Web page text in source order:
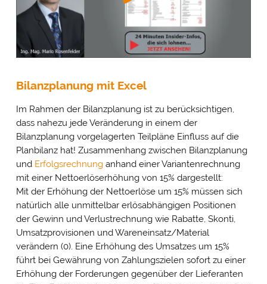
Bilanzplanung mit Excel
Im Rahmen der Bilanzplanung ist zu berücksichtigen,
dass nahezu jede Veränderung in einem der
Bilanzplanung vorgelagerten Teilpläne Einfluss auf die
Planbilanz hat! Zusammenhang zwischen Bilanzplanung
und Erfolgsrechnunganhand einer Variantenrechnung
mit einer Nettoerlöserhöhung von 15% dargestellt:
Mit der Erhöhung der Nettoerlöse um 15% müssen sich
natürlich alle unmittelbar erlösabhängigen Positionen
der Gewinn und Verlustrechnung wie Rabatte, Skonti,
Umsatzprovisionen und Wareneinsatz/Material
verändern (0). Eine Erhöhung des Umsatzes um 15%
führt bei Gewährung von Zahlungszielen sofort zu einer
Erhöhung der Forderungen gegenüber der Lieferanten